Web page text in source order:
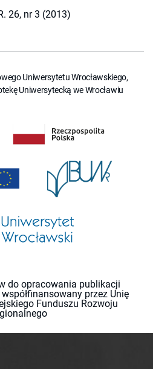
26, nr 3 (2013)
Uniwersytetu Wrocławskiego,
Uniwersytecką we Wrocławiu
do opracowania publikacji
przez Unię
Funduszu Rozwoju